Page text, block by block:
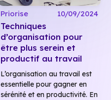
Priorise 10/09/2024
Techniques
d’organisation pour
être plus serein et
productif au travail
L’organisation au travail est
essentielle pour gagner en
sérénité et en productivité. En